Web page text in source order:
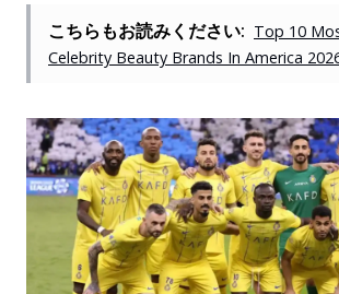
こちらもお読みください: Top 10
Celebrity Beauty Brands In America